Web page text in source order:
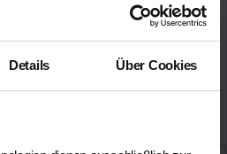
Details Über Cookies
Infos